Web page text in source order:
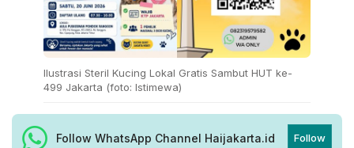
Ilustrasi Steril Kucing Lokal Gratis Sambut HUT ke-
499 Jakarta (foto: Istimewa)
Follow WhatsApp Channel Haijakarta.id Follow